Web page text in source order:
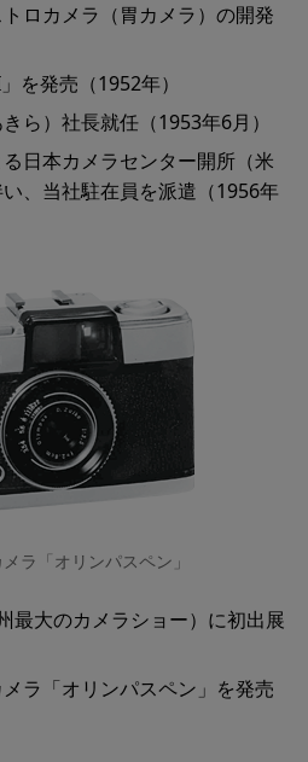
ロカメラ（胃カメラ）の開発
を発売（1952年）
ら）社長就任（1953年6月）
日本カメラセンター開所（米
、当社駐在員を派遣（1956年
ラ「オリンパスペン」
最大のカメラショー）に初出展
ラ「オリンパスペン」を発売